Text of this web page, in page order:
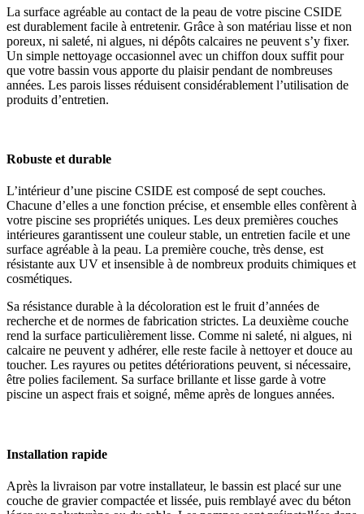
La surface agréable au contact de la peau de votre piscine CSIDE
est durablement facile à entretenir. Grâce à son matériau lisse et non
poreux, ni saleté, ni algues, ni dépôts calcaires ne peuvent s’y fixer.
Un simple nettoyage occasionnel avec un chiffon doux suffit pour
que votre bassin vous apporte du plaisir pendant de nombreuses
années. Les parois lisses réduisent considérablement l’utilisation de
produits d’entretien.
Robuste et durable
L’intérieur d’une piscine CSIDE est composé de sept couches.
Chacune d’elles a une fonction précise, et ensemble elles confèrent à
votre piscine ses propriétés uniques. Les deux premières couches
intérieures garantissent une couleur stable, un entretien facile et une
surface agréable à la peau. La première couche, très dense, est
résistante aux UV et insensible à de nombreux produits chimiques et
cosmétiques.
Sa résistance durable à la décoloration est le fruit d’années de
recherche et de normes de fabrication strictes. La deuxième couche
rend la surface particulièrement lisse. Comme ni saleté, ni algues, ni
calcaire ne peuvent y adhérer, elle reste facile à nettoyer et douce au
toucher. Les rayures ou petites détériorations peuvent, si nécessaire,
être polies facilement. Sa surface brillante et lisse garde à votre
piscine un aspect frais et soigné, même après de longues années.
Installation rapide
Après la livraison par votre installateur, le bassin est placé sur une
couche de gravier compactée et lissée, puis remblayé avec du béton